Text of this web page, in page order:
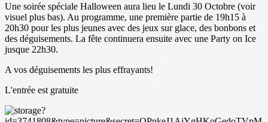
Une soirée spéciale Halloween aura lieu le Lundi 30 Octobre (voir
visuel plus bas). Au programme, une première partie de 19h15 à
20h30 pour les plus jeunes avec des jeux sur glace, des bonbons et
des déguisements. La fête continuera ensuite avec une Party on Ice
jusque 22h30.
A vos déguisements les plus effrayants!
L'entrée est gratuite